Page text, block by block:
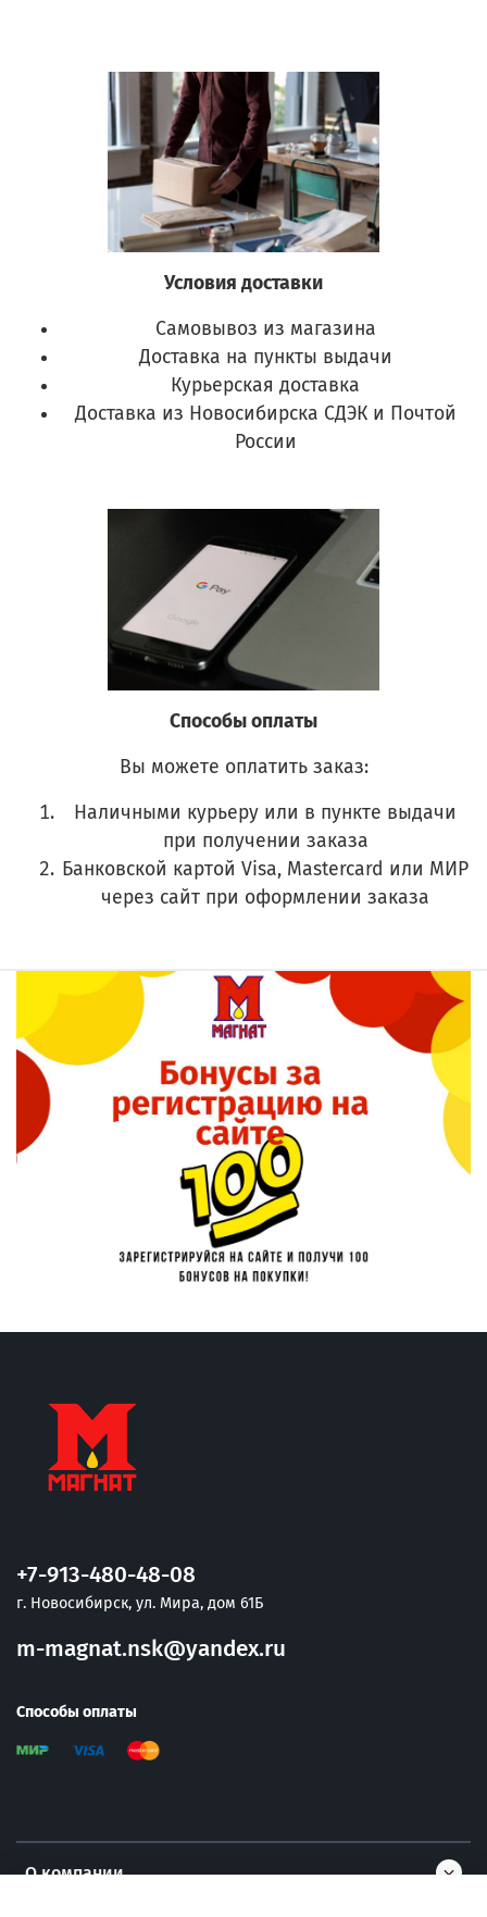
Условия доставки
Самовывоз из магазина
Доставка на пункты выдачи
Курьерская доставка
Доставка из Новосибирска СДЭК и Почтой
России
Способы оплаты
Вы можете оплатить заказ:
Наличными курьеру или в пункте выдачи
при получении заказа
Банковской картой Visa, Mastercard или МИР
через сайт при оформлении заказа
О компании
+7-913-480-48-08
г. Новосибирск, ул. Мира, дом 61Б
m-magnat.nsk@yandex.ru
Способы оплаты